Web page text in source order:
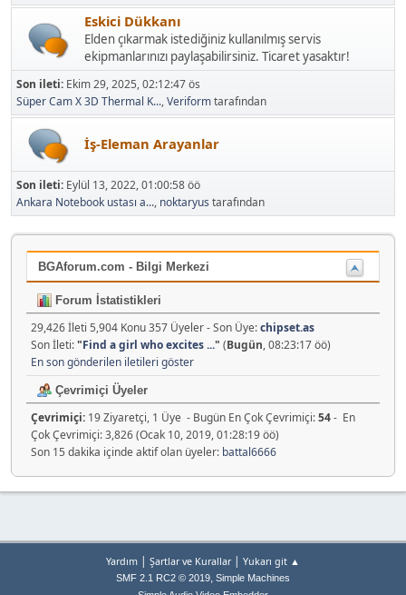
Eskici Dükkanı
Elden çıkarmak istediğiniz kullanılmış servis
ekipmanlarınızı paylaşabilirsiniz. Ticaret yasaktır!
Son ileti: Ekim 29, 2025, 02:12:47 ös
Süper Cam X 3D Thermal K...,Veriformtarafından
İş-Eleman Arayanlar
Son ileti: Eylül 13, 2022, 01:00:58 öö
Ankara Notebook ustası a..., noktaryus tarafından
BGAforum.com - Bilgi Merkezi
Forum İstatistikleri
29,426 İleti 5,904 Konu 357 Üyeler - Son Üye:chipset.as
Son İleti:"Find a girl who excites ..." (Bugün, 08:23:17 öö)
En son gönderilen iletileri göster
Çevrimiçi Üyeler
Çevrimiçi: 19 Ziyaretçi, 1 Üye - Bugün En Çok Çevrimiçi:54- En
Çok Çevrimiçi: 3,826 (Ocak 10, 2019, 01:28:19 öö)
Son 15 dakika içinde aktif olan üyeler: battal6666
Yardım | Şartlar ve Kurallar| Yukarı git ▲
SMF 2.1 RC2 © 2019, Simple Machines